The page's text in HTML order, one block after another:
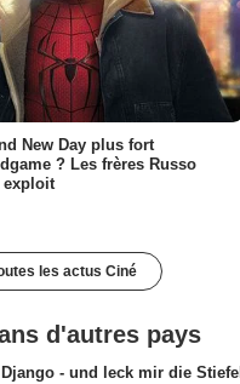
New Day plus fort
? Les frères Russo
exploit
les actus Ciné
d'autres pays
- und leck mir die Stiefel